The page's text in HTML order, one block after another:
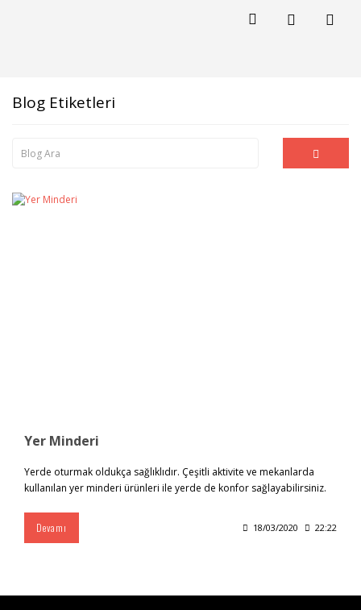
Blog Etiketleri
Yer Minderi
Yerde oturmak oldukça sağlıklıdır. Çeşitli aktivite ve mekanlarda
kullanılan yer minderi ürünleri ile yerde de konfor sağlayabilirsiniz.
Devamı 18/03/2020 22:22